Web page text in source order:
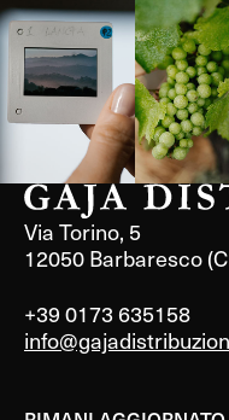
Via Torino, 5
12050 Barbaresco
+39 0173 635158